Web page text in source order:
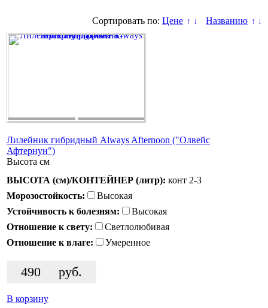
Сортировать по: Цене ↑ ↓ Названию ↑ ↓
Лилейник гибридный Always Afternoon ("Олвейс
Афтернун")
Высота см
ВЫСОТА (см)/КОНТЕЙНЕР (литр): конт 2-3
Морозостойкость:
Высокая
Устойчивость к болезням:
Высокая
Отношение к свету:
Светлолюбивая
Отношение к влаге:
Умеренное
490 руб.
В корзину